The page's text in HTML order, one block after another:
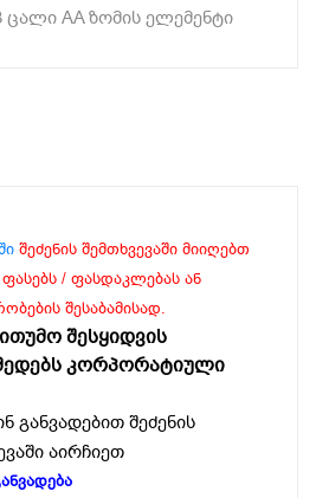
ცალი AA ზომის ელემენტი
შეძენის შემთხვევაში მიიღებთ
/ ფასდაკლებას ან
შესაბამისად.
შესყიდვის
კორპორატიული
განვადებით შეძენის
აირჩიეთ